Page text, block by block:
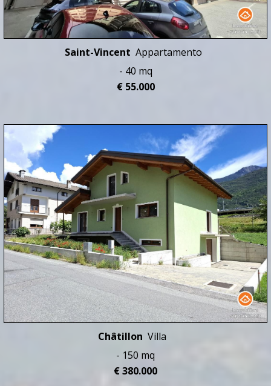
Saint-Vincent Appartamento
- 40 mq
€ 55.000
Châtillon Villa
- 150 mq
€ 380.000